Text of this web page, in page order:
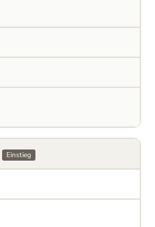
Einstieg